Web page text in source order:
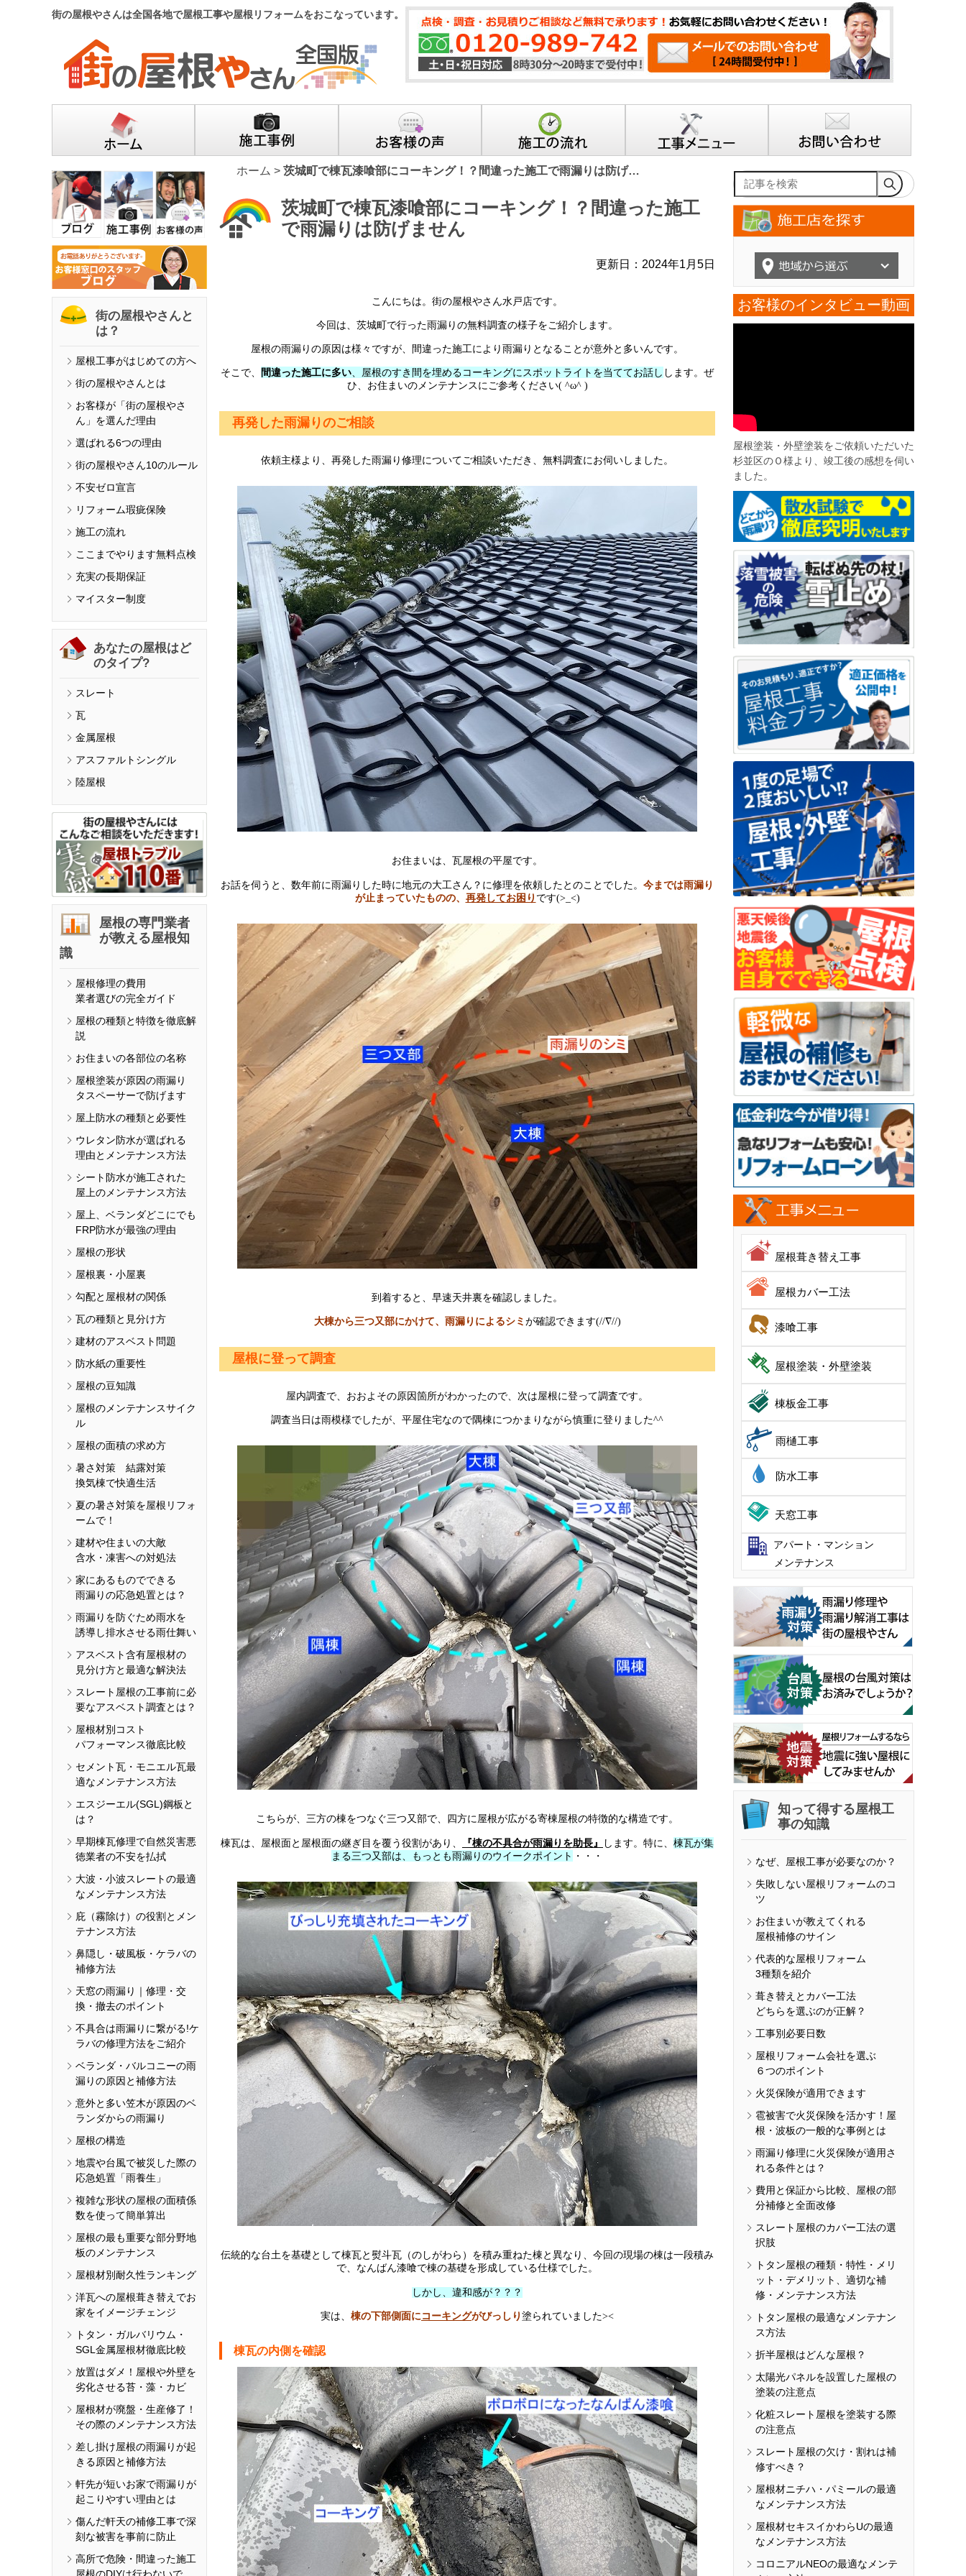
街の屋根やさんは全国各地で屋根工事や屋根リフォームをおこなっています。
街の屋根やさんと
は？
屋根工事がはじめての方へ
街の屋根やさんとは
お客様が「街の屋根やさ
ん」を選んだ理由
選ばれる6つの理由
街の屋根やさん10のルール
不安ゼロ宣言
リフォーム瑕疵保険
施工の流れ
ここまでやります無料点検
充実の長期保証
マイスター制度
あなたの屋根はど
のタイプ?
スレート
瓦
金属屋根
アスファルトシングル
陸屋根
屋根の専門業者
が教える屋根知
識
屋根修理の費用
業者選びの完全ガイド
屋根の種類と特徴を徹底解
説
お住まいの各部位の名称
屋根塗装が原因の雨漏り
タスペーサーで防げます
屋上防水の種類と必要性
ウレタン防水が選ばれる
理由とメンテナンス方法
シート防水が施工された
屋上のメンテナンス方法
屋上、ベランダどこにでも
FRP防水が最強の理由
屋根の形状
屋根裏・小屋裏
勾配と屋根材の関係
瓦の種類と見分け方
建材のアスベスト問題
防水紙の重要性
屋根の豆知識
屋根のメンテナンスサイク
ル
屋根の面積の求め方
暑さ対策 結露対策
換気棟で快適生活
夏の暑さ対策を屋根リフォ
ームで！
建材や住まいの大敵
含水・凍害への対処法
家にあるものでできる
雨漏りの応急処置とは？
雨漏りを防ぐため雨水を
誘導し排水させる雨仕舞い
アスベスト含有屋根材の
見分け方と最適な解決法
スレート屋根の工事前に必
要なアスベスト調査とは？
屋根材別コスト
パフォーマンス徹底比較
セメント瓦・モニエル瓦最
適なメンテナンス方法
エスジーエル(SGL)鋼板と
は？
早期棟瓦修理で自然災害悪
徳業者の不安を払拭
大波・小波スレートの最適
なメンテナンス方法
庇（霧除け）の役割とメン
テナンス方法
鼻隠し・破風板・ケラバの
補修方法
天窓の雨漏り｜修理・交
換・撤去のポイント
不具合は雨漏りに繋がる!ケ
ラバの修理方法をご紹介
ベランダ・バルコニーの雨
漏りの原因と補修方法
意外と多い笠木が原因のベ
ランダからの雨漏り
屋根の構造
地震や台風で被災した際の
応急処置「雨養生」
複雑な形状の屋根の面積係
数を使って簡単算出
屋根の最も重要な部分野地
板のメンテナンス
屋根材別耐久性ランキング
洋瓦への屋根葺き替えでお
家をイメージチェンジ
トタン・ガルバリウム・
SGL金属屋根材徹底比較
放置はダメ！屋根や外壁を
劣化させる苔・藻・カビ
屋根材が廃盤・生産修了！
その際のメンテナンス方法
差し掛け屋根の雨漏りが起
きる原因と補修方法
軒先が短いお家で雨漏りが
起こりやすい理由とは
傷んだ軒天の補修工事で深
刻な被害を事前に防止
高所で危険・間違った施工
屋根のDIYは行わないで
ホーム > 茨城町で棟瓦漆喰部にコーキング！？間違った施工で雨漏りは防げ…
茨城町で棟瓦漆喰部にコーキング！？間違った施工
で雨漏りは防げません
更新日：2024年1月5日
こんにちは。街の屋根やさん水戸店です。
今回は、茨城町で行った雨漏りの無料調査の様子をご紹介します。
屋根の雨漏りの原因は様々ですが、間違った施工により雨漏りとなることが意外と多いんです。
そこで、 間違った施工に多い 、屋根のすき間を埋めるコーキングにスポットライトを当ててお話し します。ぜ
ひ、お住まいのメンテナンスにご参考ください( ^ω^ )
再発した雨漏りのご相談
依頼主様より、再発した雨漏り修理についてご相談いただき、無料調査にお伺いしました。
お住まいは、瓦屋根の平屋です。
お話を伺うと、数年前に雨漏りした時に地元の大工さん？に修理を依頼したとのことでした。 今までは雨漏り
が止まっていたものの、 再発してお困り です(>_<)
到着すると、早速天井裏を確認しました。
大棟から三つ又部にかけて、雨漏りによるシミ が確認できます(//∇//)
屋根に登って調査
屋内調査で、おおよその原因箇所がわかったので、次は屋根に登って調査です。
調査当日は雨模様でしたが、平屋住宅なので隅棟につかまりながら慎重に登りました^^
こちらが、三方の棟をつなぐ三つ又部で、四方に屋根が広がる寄棟屋根の特徴的な構造です。
棟瓦は、屋根面と屋根面の継ぎ目を覆う役割があり、 『棟の不具合が雨漏りを助長』 します。特に、 棟瓦が集
まる三つ又部は、もっとも雨漏りのウイークポイント ・・・
伝統的な台土を基礎として棟瓦と熨斗瓦（のしがわら）を積み重ねた棟と異なり、今回の現場の棟は一段積み
で、なんばん漆喰で棟の基礎を形成している仕様でした。
しかし、違和感が？？？
実は、 棟の下部側面にコーキングがびっしり 塗られていました><
棟瓦の内側を確認
記事を検索
お客様のインタビュー動画
屋根塗装・外壁塗装をご依頼いただいた
杉並区のＯ様より、竣工後の感想を伺い
ました。
屋根葺き替え工事
屋根カバー工法
漆喰工事
屋根塗装・外壁塗装
棟板金工事
雨樋工事
防水工事
天窓工事
アパート・マンション
メンテナンス
知って得する屋根工
事の知識
なぜ、屋根工事が必要なのか？
失敗しない屋根リフォームのコ
ツ
お住まいが教えてくれる
屋根補修のサイン
代表的な屋根リフォーム
3種類を紹介
葺き替えとカバー工法
どちらを選ぶのが正解？
工事別必要日数
屋根リフォーム会社を選ぶ
６つのポイント
火災保険が適用できます
雹被害で火災保険を活かす！屋
根・波板の一般的な事例とは
雨漏り修理に火災保険が適用さ
れる条件とは？
費用と保証から比較、屋根の部
分補修と全面改修
スレート屋根のカバー工法の選
択肢
トタン屋根の種類・特性・メリ
ット・デメリット、適切な補
修・メンテナンス方法
トタン屋根の最適なメンテナン
ス方法
折半屋根はどんな屋根？
太陽光パネルを設置した屋根の
塗装の注意点
化粧スレート屋根を塗装する際
の注意点
スレート屋根の欠け・割れは補
修すべき？
屋根材ニチハ・パミールの最適
なメンテナンス方法
屋根材セキスイかわらUの最適
なメンテナンス方法
コロニアルNEOの最適なメンテ